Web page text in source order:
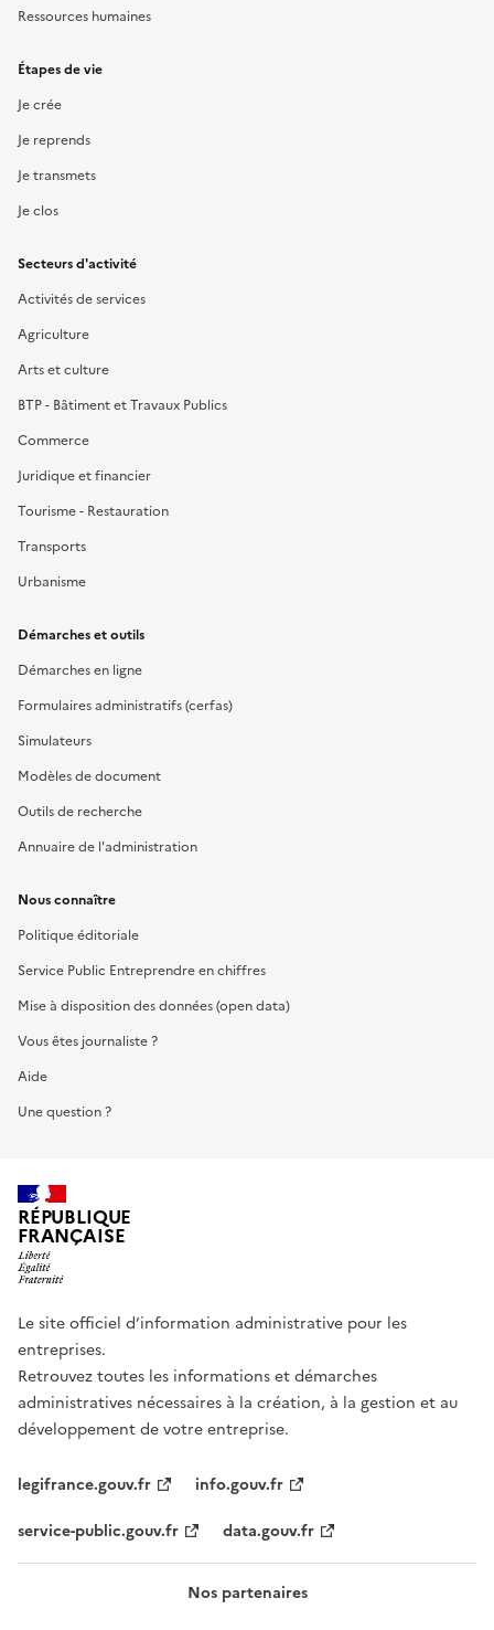
Ressources humaines
Étapes de vie
Je crée
Je reprends
Je transmets
Je clos
Secteurs d'activité
Activités de services
Agriculture
Arts et culture
BTP - Bâtiment et Travaux Publics
Commerce
Juridique et financier
Tourisme - Restauration
Transports
Urbanisme
Démarches et outils
Démarches en ligne
Formulaires administratifs (cerfas)
Simulateurs
Modèles de document
Outils de recherche
Annuaire de l'administration
Nous connaître
Politique éditoriale
Service Public Entreprendre en chiffres
Mise à disposition des données (open data)
Vous êtes journaliste ?
Aide
Une question ?
RÉPUBLIQUE
FRANÇAISE
Le site officiel d’information administrative pour les
entreprises.
Retrouvez toutes les informations et démarches
administratives nécessaires à la création, à la gestion et au
développement de votre entreprise.
legifrance.gouv.fr
info.gouv.fr
service-public.gouv.fr
data.gouv.fr
Nos partenaires